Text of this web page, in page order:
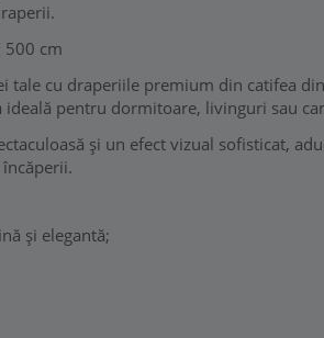
cm
tale cu draperiile premium din catifea
pentru dormitoare, livinguri sau
și un efect vizual sofisticat,
și elegantă;